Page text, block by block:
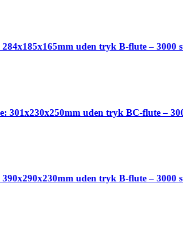
uden tryk B-flute – 3000
301x230x250mm uden tryk BC-flute –
uden tryk B-flute – 3000